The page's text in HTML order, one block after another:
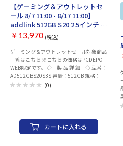
【ゲーミング＆アウトレットセ
ール 8/7 11:00 - 8/17 11:00】
addlink 512GB S20 2.5インチ 内
蔵SSD AD512GBS20S3S
￥13,970 (税込)
ゲーミング＆アウトレットセール対象商品
一覧はこちら ※こちらの価格はPCDEPOT
WEB限定です。 ◇ 製 品 詳 細 ◇ 型番：
AD512GBS20S3S 容量：512GB 規格：
2.5インチ インターフェース：SATA III
(0)
カートに入れる